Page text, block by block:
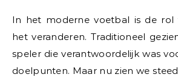
In het moderne voetbal is de rol van de spits aan
het veranderen. Traditioneel
speler die verantwoordelijk was
doelpunten. Maar nu zien we